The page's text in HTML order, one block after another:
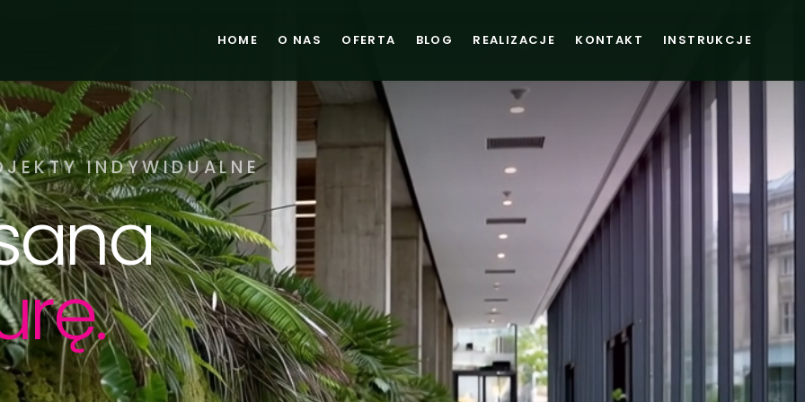
HOME O NAS OFERTA BLOG REALIZACJE KONTAKT INSTRUKCJE
INDYWIDUALNE